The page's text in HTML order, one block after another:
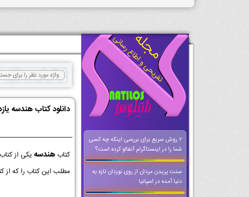
2 روش سریع برای بررسی اینکه چه کسی
شما را در اینستاگرام آنفالو کرده است؟
سنت پریدن مردان از روی نوزدان تازه به
دنیا آمده در اسپانیا
دانلود کتاب هندسه
کتابهندسه یکی از
مطلب این کتاب را که